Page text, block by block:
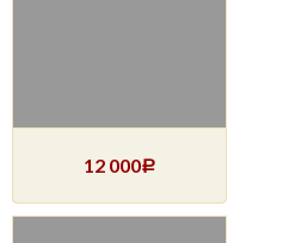
12 000Р